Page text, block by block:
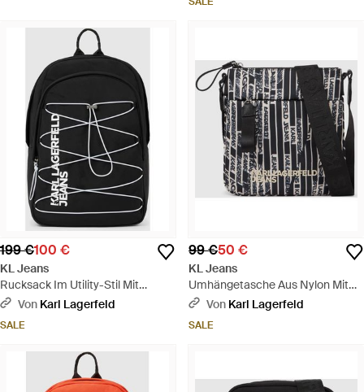
199 €100 €
KL Jeans
Rucksack Im Utility-Stil Mit
Kordelzug, Herren, Größe -
Von Karl Lagerfeld
SALE
99 €50 €
KL Jeans
Umhängetasche Aus Nylon Mit
Linearem Logo, Herren, Größe -
Von Karl Lagerfeld
SALE